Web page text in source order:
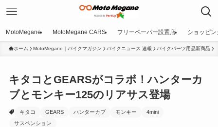
MotoMegane MotoMegane CARS フリーペーパー設置店 ショッピン
ホーム MotoMegane｜バイクマガジン バイクニュース 速報 バイクパーツ用品新商品
キタコとGEARSがコラボ！ハンターカ
ブとモンキー125のリアサス登場
キタコ GEARS ハンターカブ モンキー
4mini
サスペンション